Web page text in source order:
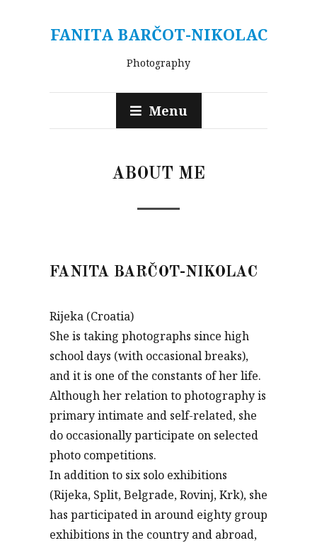
FANITA BARČOT-NIKOLAC
Photography
Menu
ABOUT ME
FANITA BARČOT-NIKOLAC
Rijeka (Croatia)
She is taking photographs since high
school days (with occasional breaks),
and it is one of the constants of her life.
Although her relation to photography is
primary intimate and self-related, she
do occasionally participate on selected
photo competitions.
In addition to six solo exhibitions
(Rijeka, Split, Belgrade, Rovinj, Krk), she
has participated in around eighty group
exhibitions in the country and abroad,